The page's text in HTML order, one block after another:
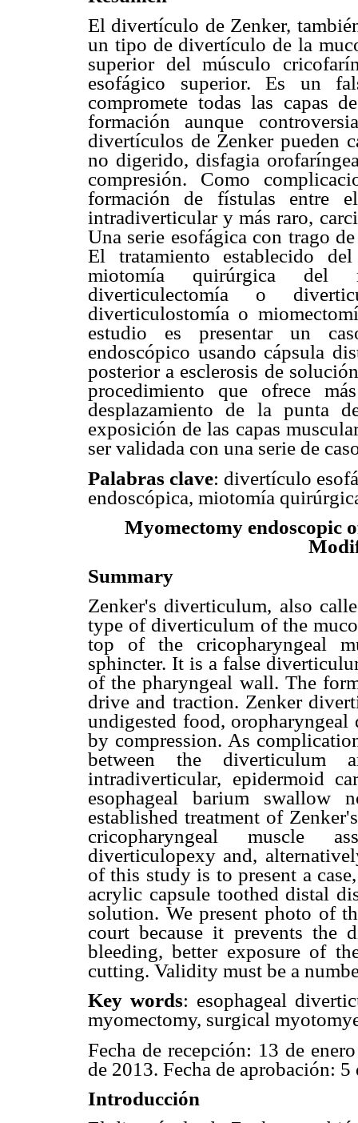
El divertículo de Zenker,
un tipo de divertículo de la
superior del músculo
esofágico superior. Es un
compromete todas las capas
formación aunque
divertículos de Zenker pueden
no digerido, disfagia
compresión. Como
formación de fístulas entre
intradiverticular y más raro,
Una serie esofágica con trago
El tratamiento establecido
miotomía quirúrgica del
diverticulectomía o
diverticulostomía o
estudio es presentar un
endoscópico usando cápsula
posterior a esclerosis de
procedimiento que ofrece
desplazamiento de la punta
exposición de las capas
ser validada con una serie de
Palabras clave: divertículo
endoscópica, miotomía
Myomectomy endoscopic
Summary
Zenker's diverticulum, also
type of diverticulum of the
top of the cricopharyngeal
sphincter. It is a false
of the pharyngeal wall. The
drive and traction. Zenker
undigested food,
by compression. As
between the diverticulum
intradiverticular, epidermoid
esophageal barium swallow
established treatment of
cricopharyngeal muscle
diverticulopexy and,
of this study is to present a
acrylic capsule toothed distal
solution. We present photo of
court because it prevents the
bleeding, better exposure of
cutting. Validity must be a
Key words: esophageal
myomectomy, surgical
Fecha de recepción: 13 de
de 2013. Fecha de aprobación:
Introducción